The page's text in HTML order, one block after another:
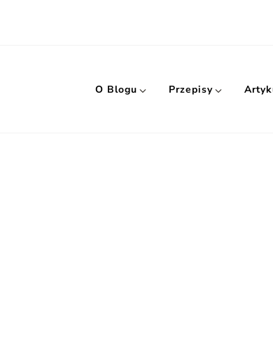
O Blogu Przepisy